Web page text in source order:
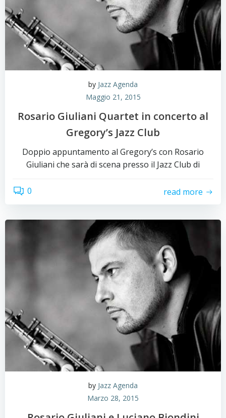
by Jazz Agenda
Maggio 21, 2015
Rosario Giuliani Quartet in concerto al
Gregory’s Jazz Club
Doppio appuntamento al Gregory’s con Rosario
Giuliani che sarà di scena presso il Jazz Club di
0 read more
by Jazz Agenda
Marzo 28, 2015